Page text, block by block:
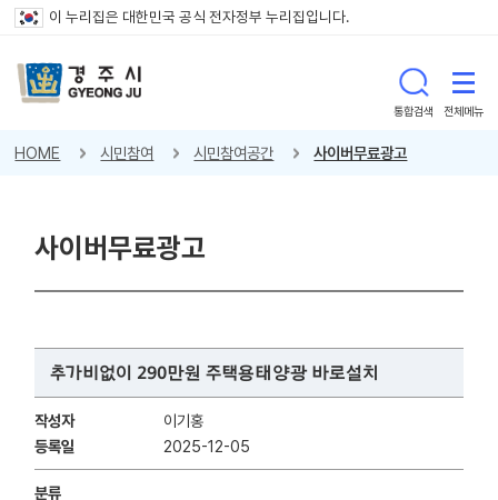
이 누리집은 대한민국 공식 전자정부 누리집입니다.
통합검색 전체메뉴
HOME 시민참여 시민참여공간 사이버무료광고
사이버무료광고
추가비없이 290만원 주택용태양광 바로설치
작성자
이기홍
등록일
2025-12-05
분류